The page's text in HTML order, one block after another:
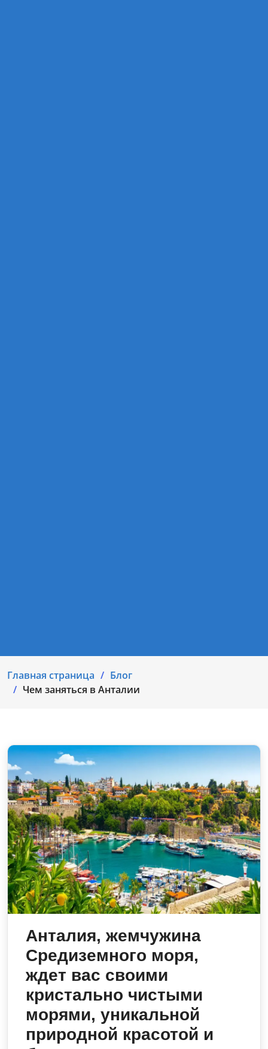
Главная страница
Блог
Чем заняться в Анталии
Анталия, жемчужина
Средиземного моря,
ждет вас своими
кристально чистыми
морями, уникальной
природной красотой и